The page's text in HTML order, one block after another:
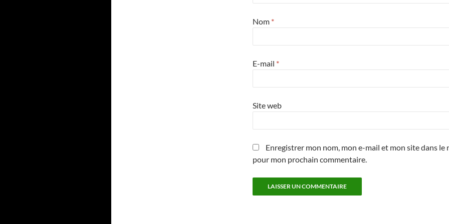
Nom *
E-mail *
Site web
Enregistrer mon nom, mon e-mail et mon site dans le
pour mon prochain commentaire.